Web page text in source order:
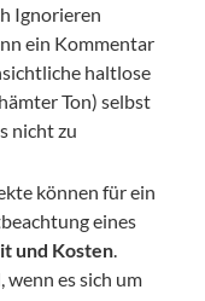
Ignorieren
ein Kommentar
haltlose
Ton) selbst
nicht zu
können für ein
eines
und Kosten
wenn es sich um